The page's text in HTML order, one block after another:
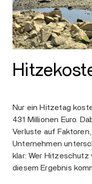
Nur ein Hitzetag
431 Millionen Euro.
Verluste auf
Unternehmen
klar: Wer
diesem Ergebnis